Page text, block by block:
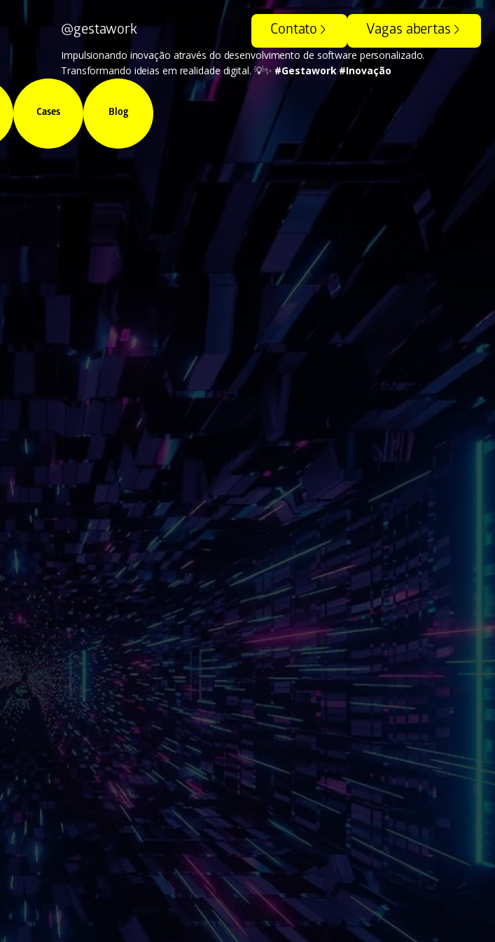
@gestawork Contato Vagas abertas
Impulsionando inovação através do desenvolvimento de software personalizado.
Transformando ideias em realidade digital. 💡✨ #Gestawork #Inovação
Cases Blog
ajudar
"Com a GestaWork,
conseguimos reduzir o
tempo de entrega em 40%.
Ferramenta essencial no
nosso dia a dia."
"A GestaWork Inc
transformou completamente
a maneira como
gerenciamos nossos
projetos. Agilidade e clareza
em cada etapa!"